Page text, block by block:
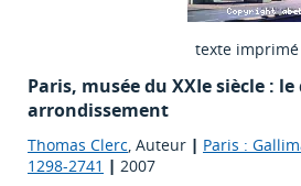
texte imprimé
Paris, musée du XXIe siècle :
arrondissement
Thomas Clerc, Auteur | Paris :
1298-2741 | 2007